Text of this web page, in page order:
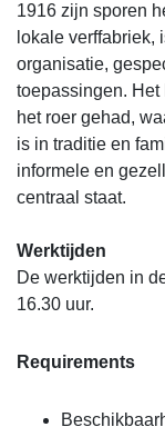
1916 zijn sporen
lokale verffabriek,
organisatie,
toepassingen. Het
het roer gehad,
is in traditie en
informele en
centraal staat.
Werktijden
De werktijden in
16.30 uur.
Requirements